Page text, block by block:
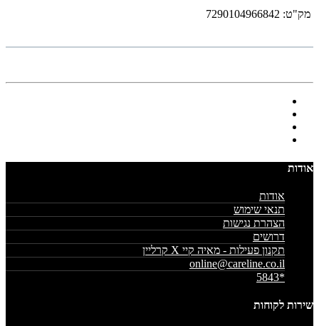
מק"ט: 7290104966842
אודות
אודות
תנאי שימוש
הצהרת נגישות
דרושים
תקנון פעילות - מאיה קיי X קרליין
online@careline.co.il
*5843
שירות לקוחות